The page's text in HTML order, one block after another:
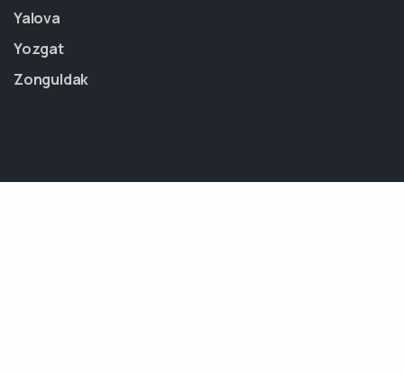
Yalova
Yozgat
Zonguldak